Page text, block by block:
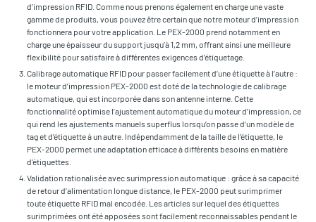
d’impression RFID. Comme nous prenons également en charge une vaste
gamme de produits, vous pouvez être certain que notre moteur d’impression
fonctionnera pour votre application. Le PEX-2000 prend notamment en
charge une épaisseur du support jusqu’à 1,2 mm, offrant ainsi une meilleure
flexibilité pour satisfaire à différentes exigences d’étiquetage.
Calibrage automatique RFID pour passer facilement d’une étiquette à l’autre :
le moteur d’impression PEX-2000 est doté de la technologie de calibrage
automatique, qui est incorporée dans son antenne interne. Cette
fonctionnalité optimise l’ajustement automatique du moteur d’impression, ce
qui rend les ajustements manuels superflus lorsqu’on passe d’un modèle de
tag et d’étiquette à un autre. Indépendamment de la taille de l’étiquette, le
PEX-2000 permet une adaptation efficace à différents besoins en matière
d’étiquettes.
Validation rationalisée avec surimpression automatique : grâce à sa capacité
de retour d’alimentation longue distance, le PEX-2000 peut surimprimer
toute étiquette RFID mal encodée. Les articles sur lequel des étiquettes
surimprimées ont été apposées sont facilement reconnaissables pendant le